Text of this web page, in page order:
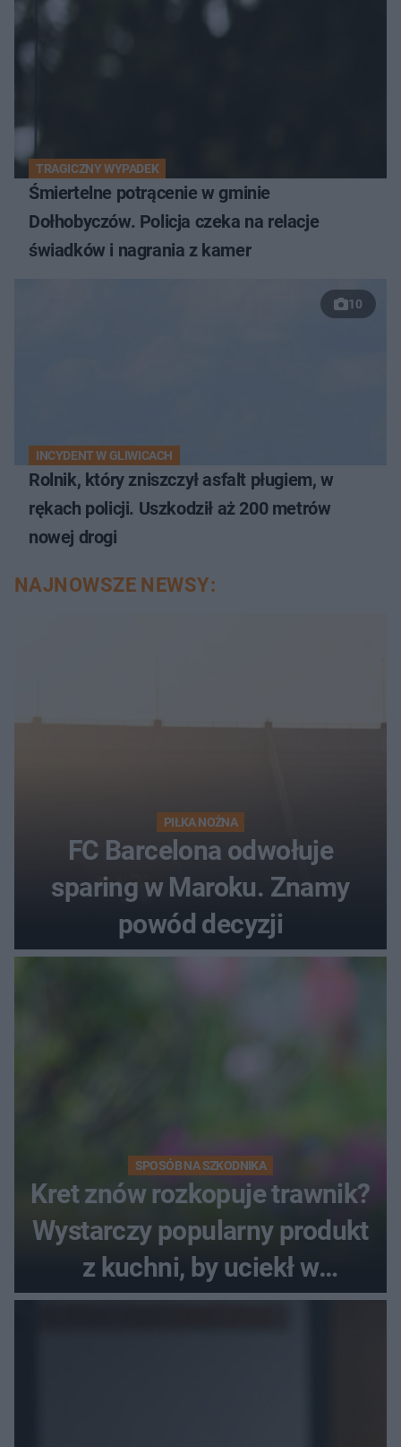
TRAGICZNY WYPADEK
Śmiertelne potrącenie w gminie
Dołhobyczów. Policja czeka na relacje
świadków i nagrania z kamer
10
INCYDENT W GLIWICACH
Rolnik, który zniszczył asfalt pługiem, w
rękach policji. Uszkodził aż 200 metrów
nowej drogi
NAJNOWSZE NEWSY:
PIŁKA NOŻNA
FC Barcelona odwołuje
sparing w Maroku. Znamy
powód decyzji
SPOSÓB NA SZKODNIKA
Kret znów rozkopuje trawnik?
Wystarczy popularny produkt
z kuchni, by uciekł w
popłochu